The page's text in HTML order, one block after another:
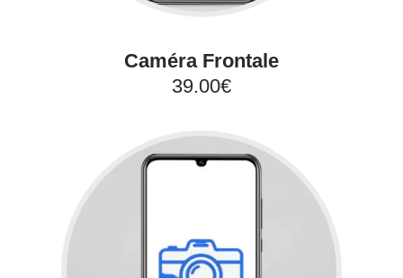
Caméra Frontale
39.00€